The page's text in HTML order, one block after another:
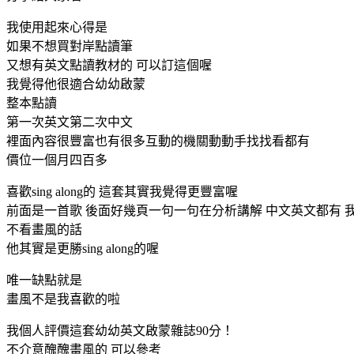
我使用起來心得是
如果不想買對岸點讀筆
又想有英文點讀教材的 可以訂這個喔
我覺得他很適合幼幼啟蒙
整本點讀
第一次英文第二次中文
裡面內容很豐富也有很多互動的機關動動手找找看都有
價位一個月四百多
喜歡sing along的 這套其實我覺得更豐富喔
前面是一首歌 後面好幾頁一句一句在分析講解 中文英文都有
不看畫風的話
他其實是更勝sing along的喔
唯一缺點就是
畫風不是我喜歡的啦
我個人評價這套幼幼英文啟蒙雜誌90分！
不介意醜醜畫風的 可以參考